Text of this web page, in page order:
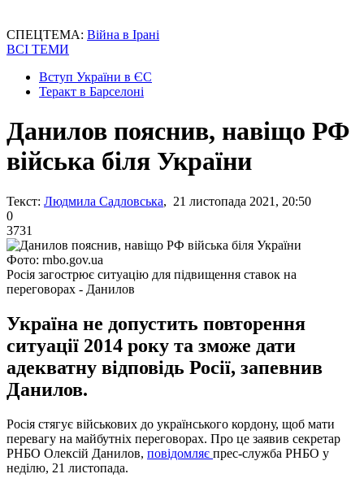
СПЕЦТЕМА: Війна в Ірані
ВСІ ТЕМИ
Вступ України в ЄС
Теракт в Барселоні
Данилов пояснив, навіщо РФ
війська біля України
Текст: Людмила Садловська, 21 листопада 2021, 20:50
0
3731
Фото: rnbo.gov.ua
Росія загострює ситуацію для підвищення ставок на
переговорах - Данилов
Україна не допустить повторення
ситуації 2014 року та зможе дати
адекватну відповідь Росії, запевнив
Данилов.
Росія стягує військових до українського кордону, щоб мати
перевагу на майбутніх переговорах. Про це заявив секретар
РНБО Олексій Данилов, повідомляє прес-служба РНБО у
неділю, 21 листопада.